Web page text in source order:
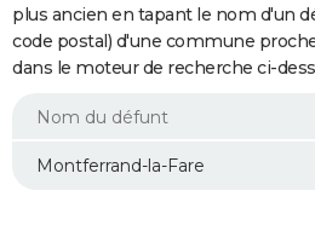
Essais
Réserver un essai
Citadines
Berlines
SUV
Forum auto
+
HIGH-TECH
Mobiles
Meilleur smartphone
Internet
Ordinateurs
Jeux vidéo
Guide high-tech
+
BRICOLAGE
Forum
Aménagement intérieur
Extérieur
Cuisine
Salle de bains
Jardinage
Rangement
WEEK-END
Guides de France
Escapades
Patrimoine
Expositions
Musées
Week-end nature
LIFESTYLE
plus ancien en tapant le nom d'un
code postal) d'une commune
dans le moteur de recherche ci-